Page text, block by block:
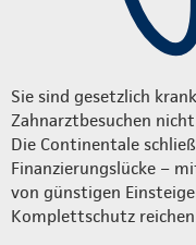
Sie sind gesetzlich
Zahnarztbesuchen
Die Continentale
Finanzierungslücke –
von günstigen
Komplettschutz reichen.